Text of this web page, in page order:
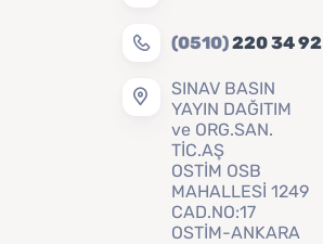
(0510)220 34 92
SINAV BASIN
YAYIN DAĞITIM
ve ORG.SAN.
TİC.AŞ
OSTİM OSB
MAHALLESİ 1249
CAD.NO:17
OSTİM-ANKARA